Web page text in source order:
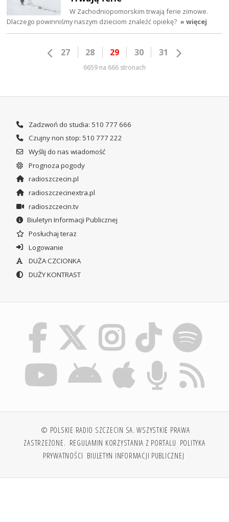
W Zachodniopomorskim trwają ferie zimowe.
Dlaczego powinniśmy naszym dzieciom znaleźć opiekę? » więcej
27 28 29 30 31
6659 na 666 stronach
Zadzwoń do studia: 510 777 666
Czujny non stop: 510 777 222
Wyślij do nas wiadomość
Prognoza pogody
radioszczecin.pl
radioszczecinextra.pl
radioszczecin.tv
Biuletyn Informacji Publicznej
Posłuchaj teraz
Logowanie
DUŻA CZCIONKA
DUŻY KONTRAST
© POLSKIE RADIO SZCZECIN SA. WSZYSTKIE PRAWA
ZASTRZEŻONE. REGULAMIN KORZYSTANIA Z PORTALU POLITYKA
PRYWATNOŚCI BIULETYN INFORMACJI PUBLICZNEJ